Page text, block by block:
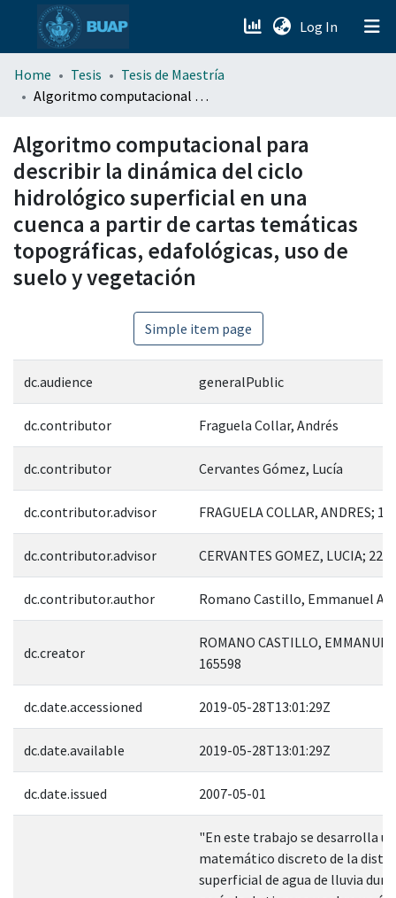
Log In (current)
menu.section.about_menu
Home Tesis
Tesis de Maestría
Algoritmo computacional para describir la dinámica del ciclo hidrológico superficial en una cuenca a partir de cartas temáticas topográficas, edafológicas, uso de suelo y vegetación
Algoritmo computacional para
describir la dinámica del ciclo
hidrológico superficial en una
cuenca a partir de cartas temáticas
topográficas, edafológicas, uso de
suelo y vegetación
Simple item page
dc.audience generalPublic
dc.contributor Fraguela Collar, Andrés
dc.contributor Cervantes Gómez, Lucía
dc.contributor.advisor FRAGUELA COLLAR, ANDRES;
dc.contributor.advisor CERVANTES GOMEZ, LUCIA;
dc.contributor.author Romano Castillo, Emmanuel
dc.creator
ROMANO CASTILLO,
165598
dc.date.accessioned 2019-05-28T13:01:29Z
dc.date.available 2019-05-28T13:01:29Z
dc.date.issued 2007-05-01
"En este trabajo se desarrolla
matemático discreto de la
superficial de agua de lluvia